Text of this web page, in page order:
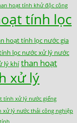
hoạt tính khử độc công
tính lọc
hoạt tính lọc nước gia
lọc nước xử lý nước
lý khí than hoạt
xử lý
tính xử lý nước giếng
xử lý nước thải công nghiệp